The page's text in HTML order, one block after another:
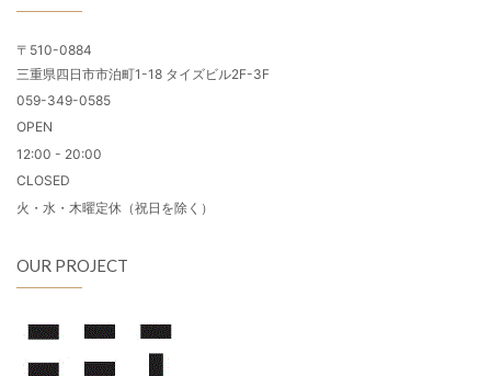
〒510-0884
三重県四日市市泊町1-18 タイズビル2F-3F
059-349-0585
OPEN
12:00 - 20:00
CLOSED
火・水・木曜定休（祝日を除く）
OUR PROJECT